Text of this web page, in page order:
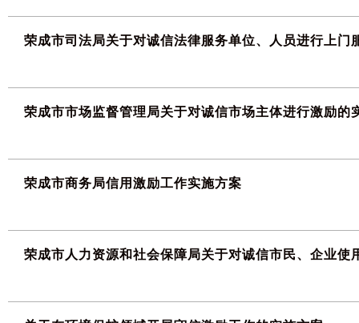
荣成市司法局关于对诚信法律服务单位、人员进行上门
荣成市市场监督管理局关于对诚信市场主体进行激励的
荣成市商务局信用激励工作实施方案
荣成市人力资源和社会保障局关于对诚信市民、企业使